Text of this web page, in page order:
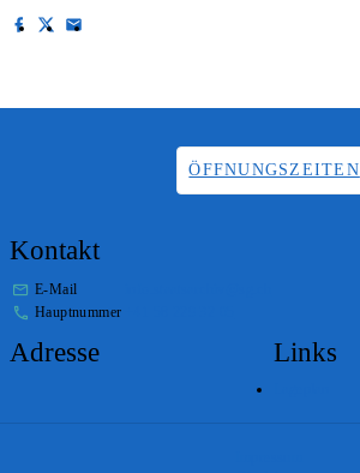
ÖFFNUNGSZEITEN
Kontakt
E-Mail
Hauptnummer
Adresse Links